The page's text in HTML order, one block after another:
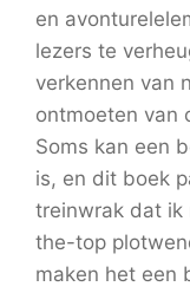
en
lezers te
verkennen van
ontmoeten van
Soms kan een
is, en dit boek
treinwrak dat ik
the-top
maken het een